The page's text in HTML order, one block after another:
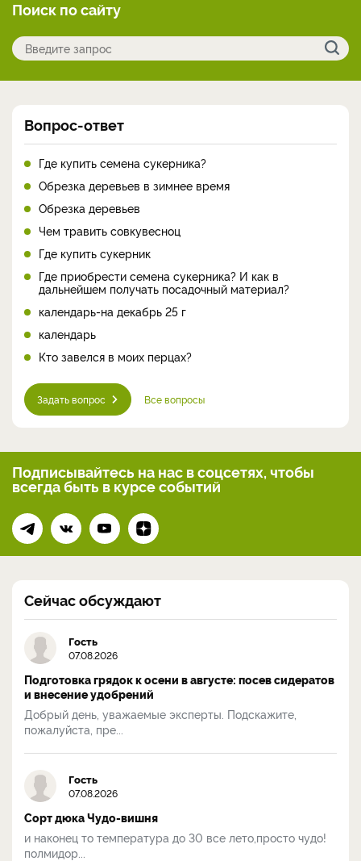
Поиск по сайту
Вопрос-ответ
Где купить семена сукерника?
Обрезка деревьев в зимнее время
Обрезка деревьев
Чем травить совкувесноц
Где купить сукерник
Где приобрести семена сукерника? И как в
дальнейшем получать посадочный материал?
календарь-на декабрь 25 г
календарь
Кто завелся в моих перцах?
Задать вопрос Все вопросы
Подписывайтесь на нас в соцсетях, чтобы
всегдабыть в курсе событий
Сейчас обсуждают
Гость
07.08.2026
Подготовка грядок к осени в августе: посев сидератов
и внесение удобрений
Добрый день, уважаемые эксперты. Подскажите,
пожалуйста, пре...
Гость
07.08.2026
Сорт дюка Чудо-вишня
и наконец то температура до 30 все лето,просто чудо!
полмидор...